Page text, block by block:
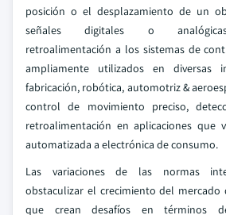
posición o el desplazamiento de un
señales digitales o
retroalimentación a los sistemas de
ampliamente utilizados en diversas
fabricación, robótica, automotriz &
control de movimiento preciso,
retroalimentación en aplicaciones que
automatizada a electrónica de consumo.
Las variaciones de las normas
obstaculizar el crecimiento del mercado
que crean desafíos en términos